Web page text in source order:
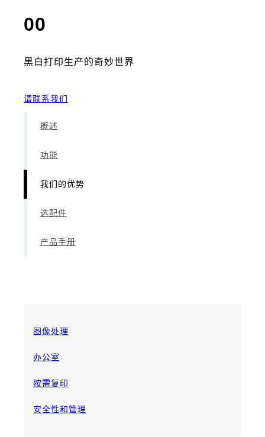
00
黑白打印生产的奇妙世界
请联系我们
概述
功能
我们的优势
选配件
产品手册
图像处理
办公室
按需复印
安全性和管理